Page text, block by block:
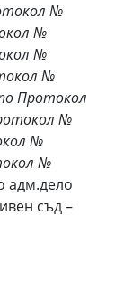
№
№
№
№
Протокол
№
№
№
адм.дело
съд –